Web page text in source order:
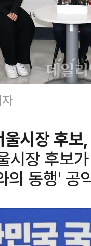
시장 후
시장 후보
의 동행' 공